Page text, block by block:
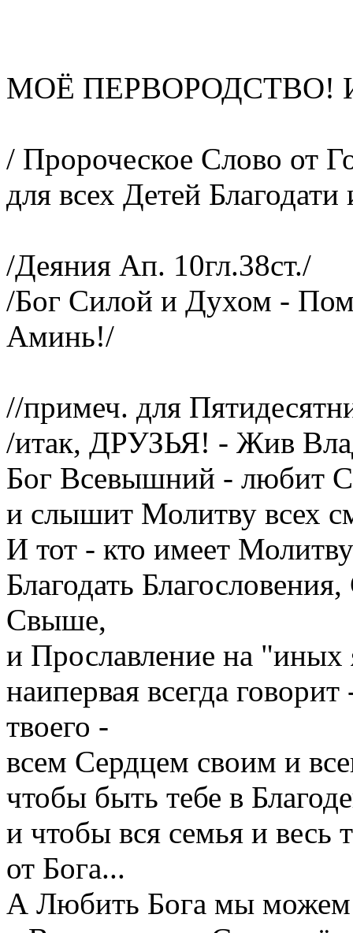
МОЁ ПЕРВОРОДСТВО!
/ Пророческое Слово от
для всех Детей
/Деяния Ап. 10гл.38ст./
/Бог Силой и Духом -
Аминь!/
//примеч. для
/итак, ДРУЗЬЯ! - Жив
Бог Всевышний - любит
и слышит Молитву всех
И тот - кто имеет
Благодать
Свыше,
и Прославление на
наипервая всегда
твоего -
всем Сердцем своим и
чтобы быть тебе в
и чтобы вся семья и весь
от Бога...
А Любить Бога мы можем